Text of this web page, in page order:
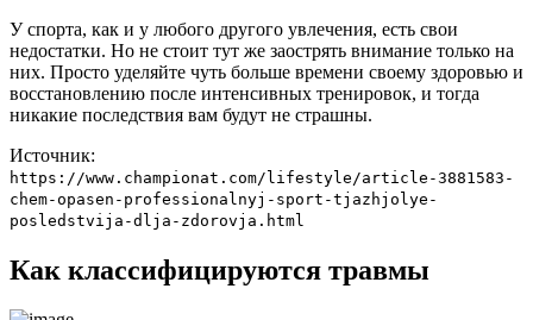
У спорта, как и у любого другого увлечения, есть свои
недостатки. Но не стоит тут же заострять внимание только на
них. Просто уделяйте чуть больше времени своему здоровью и
восстановлению после интенсивных тренировок, и тогда
никакие последствия вам будут не страшны.
Источник:
https://www.championat.com/lifestyle/article-3881583-
chem-opasen-professionalnyj-sport-tjazhjolye-
posledstvija-dlja-zdorovja.html
Как классифицируются травмы